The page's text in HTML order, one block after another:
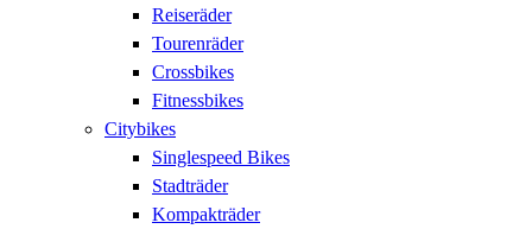
Reiseräder
Tourenräder
Crossbikes
Fitnessbikes
Citybikes
Singlespeed Bikes
Stadträder
Kompakträder